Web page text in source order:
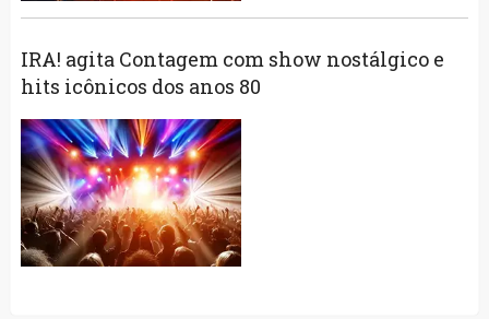
IRA! agita Contagem com show nostálgico e
hits icônicos dos anos 80